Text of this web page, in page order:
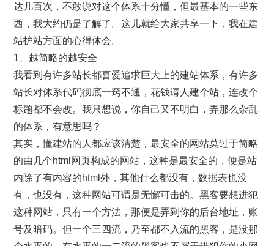
达几百次，不敢说对这个体系十分懂，但最基本的一些东
西，我大约仍是了解了。这儿就给大家共享一下，我在建
站护站方面的心得体会。
1、越简略的越安全
我看到有许多站长都喜爱追求巨大上的建站体系，有许多
站长对体系代码彻底一窍不通，花钱请人建个站，连改个
标题都不会改。我只想说，你自己又不明白，弄那么杂乱
的体系，有意思吗？
其实，懂建站的人都应该清楚，最安全的网站莫过于简略
的由几个html网页构成的网站，这种是最安全的，便是站
内除了有内容的html外，其他什么都没有，数据表也没
有，也没有，这种网站可谓是无懈可击的。黑客要想进犯
这种网站，只有一个方法，那便是弄到你的后台地址，账
号及暗码。但一个三四流，乃至都不入流的黑客，是没那